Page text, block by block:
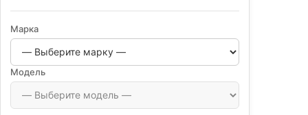
Марка
Модель